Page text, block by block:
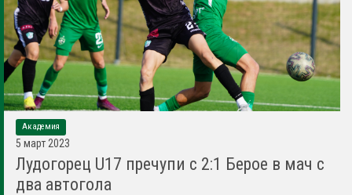
Академия
5 март 2023
Лудогорец U17 пречупи с 2:1 Берое в мач с
два автогола